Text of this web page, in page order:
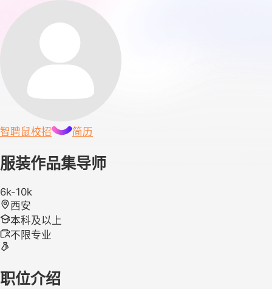
智聘鼠校招 简历
服装作品集导师
6k-10k
西安
本科及以上
不限专业
职位介绍